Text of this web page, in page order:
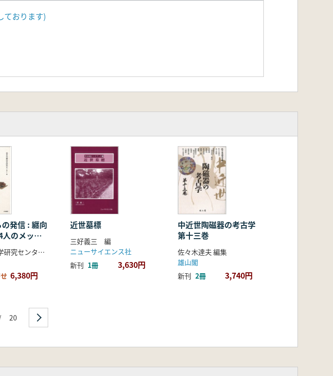
ております)
発信 : 纒向
のメッセ
桜井市纒向学研究センター 編
6,380円
近世墓標
三好義三 編
ニューサイエンス社
新刊 1冊 3,630円
中近世陶磁器の考古学
第十三巻
佐々木達夫 編集
雄山閣
新刊 2冊 3,740円
20